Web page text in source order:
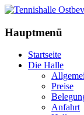
Hauptmenü
Startseite
Die Halle
Preise
Anfahrt